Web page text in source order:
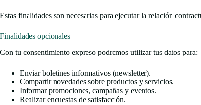
Estas finalidades son necesarias para ejecutar la relación
Finalidades opcionales
Con tu consentimiento expreso podremos utilizar tus datos para:
Enviar boletines informativos (newsletter).
Compartir novedades sobre productos y servicios.
Informar promociones, campañas y eventos.
Realizar encuestas de satisfacción.